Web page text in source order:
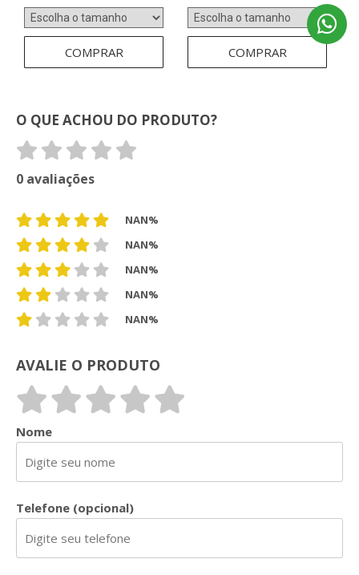
COMPRAR COMPRAR
O QUE ACHOU DO PRODUTO?
0 avaliações
NAN%
NAN%
NAN%
NAN%
NAN%
AVALIE O PRODUTO
Nome
Telefone (opcional)